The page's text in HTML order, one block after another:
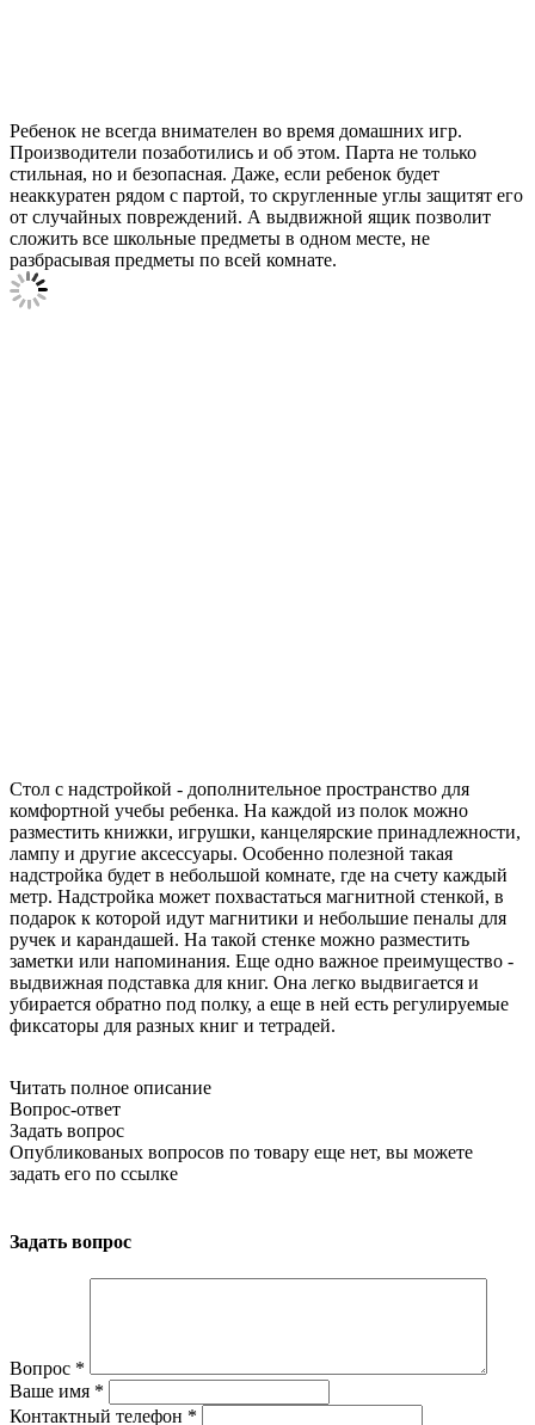
Ребенок не всегда внимателен во время домашних игр.
Производители позаботились и об этом. Парта не только
стильная, но и безопасная. Даже, если ребенок будет
неаккуратен рядом с партой, то скругленные углы защитят его
от случайных повреждений. А выдвижной ящик позволит
сложить все школьные предметы в одном месте, не
разбрасывая предметы по всей комнате.
Стол с надстройкой - дополнительное пространство для
комфортной учебы ребенка. На каждой из полок можно
разместить книжки, игрушки, канцелярские принадлежности,
лампу и другие аксессуары. Особенно полезной такая
надстройка будет в небольшой комнате, где на счету каждый
метр. Надстройка может похвастаться магнитной стенкой, в
подарок к которой идут магнитики и небольшие пеналы для
ручек и карандашей. На такой стенке можно разместить
заметки или напоминания. Еще одно важное преимущество -
выдвижная подставка для книг. Она легко выдвигается и
убирается обратно под полку, а еще в ней есть регулируемые
фиксаторы для разных книг и тетрадей.
Читать полное описание
Вопрос-ответ
Задать вопрос
Опубликованых вопросов по товару еще нет, вы можете
задать его по ссылке
Задать вопрос
Вопрос *
Ваше имя *
Контактный телефон *